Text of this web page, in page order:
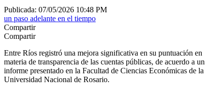
Publicada: 07/05/2026 10:48 PM
un paso adelante en el tiempo
Compartir
Compartir
Entre Ríos registró una mejora significativa en su puntuación en
materia de transparencia de las cuentas públicas, de acuerdo a un
informe presentado en la Facultad de Ciencias Económicas de la
Universidad Nacional de Rosario.